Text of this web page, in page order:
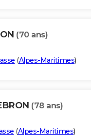
(70 ans)
(Alpes-Maritimes)
(78 ans)
(Alpes-Maritimes)